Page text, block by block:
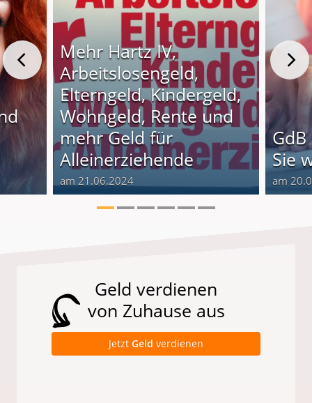
Mehr Hartz IV,
Arbeitslosengeld,
Elterngeld, Kindergeld,
Wohngeld, Rente und
mehr Geld für
Alleinerziehende
am 21.06.2024
Sie
am
Geld verdienen
von Zuhause aus
Jetzt Geld verdienen